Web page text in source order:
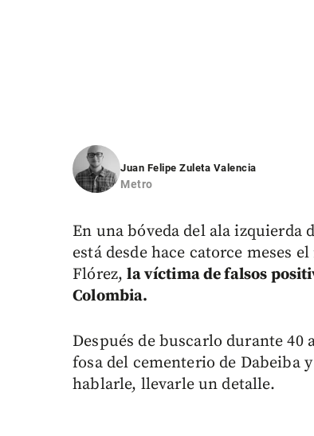
Juan Felipe Zuleta Valencia
Metro
En una bóveda del ala izquierda
está desde hace catorce meses
Flórez,la víctima de falsos
Colombia.
Después de buscarlo durante
fosa del cementerio de Dabeiba
hablarle, llevarle un detalle.